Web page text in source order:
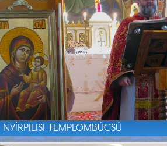
NYÍRPILISI TEMPLOMBÚCSÚ